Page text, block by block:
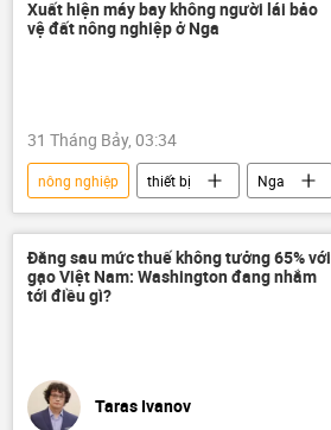
Bắc Ninh
Hà Nội
nhà máy điện hạt nhân
Xuất hiện máy bay không người lái bảo
vệ đất nông nghiệp ở Nga
31 Tháng Bảy, 03:34
nông nghiệp thiết bị
Nga
Chính trị
Thế giới
máy bay không người lái
Nông dân
Đằng sau mức thuế không tưởng 65% với
gạo Việt Nam: Washington đang nhắm
tới điều gì?
Taras Ivanov